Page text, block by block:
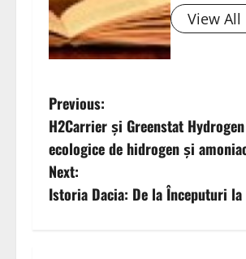
View All
P
o
s
t
Previous:
H2Carrier și Greenstat
ecologice de hidrogen și
Next:
Istoria Dacia: De la Începuturi